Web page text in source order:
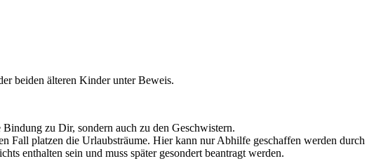
beiden älteren Kinder unter Beweis.
zu Dir, sondern auch zu den Geschwistern.
Fall platzen die Urlaubsträume. Hier kann nur Abhilfe geschaffen werden durch
enthalten sein und muss später gesondert beantragt werden.